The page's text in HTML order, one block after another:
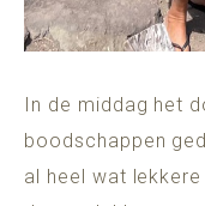
In de middag het
boodschappen
al heel wat